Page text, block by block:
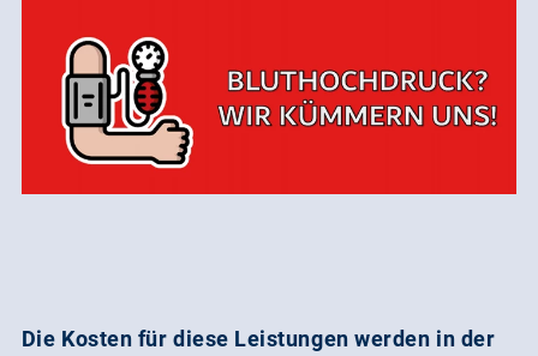
Die Kosten für diese Leistungen werden in der